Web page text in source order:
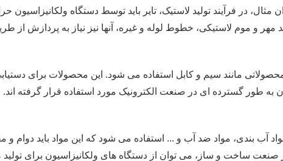
در فرآیند تولید لاستیک، تایر باید توسط دستگاه
مهر و موم لاستیکی، خطوط لوله و غیره، آنها نیز نیاز به پردازش از
مانند سیم و کابل استفاده می شود. این محصولات برای
به طور گسترده ای در صنعت الکترونیک مورد استفاده قرار گرفته اند.
آب بندی، مواد ضد آب و ... استفاده می شود که این مواد باید دوام
در صنعت ساخت و ساز، می توان از دستگاه های ولکانیزاسیون برای